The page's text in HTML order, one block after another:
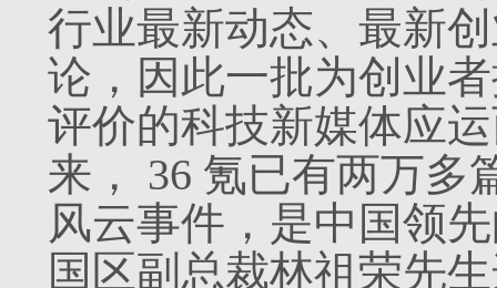
行业最新动态、最新
论，因此一批为创业
评价的科技新媒体应
来， 36 氪已有两万多
风云事件，是中国领
国区副总裁林祖荣先